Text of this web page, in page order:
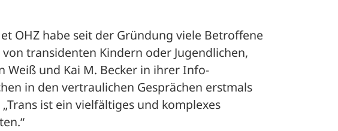
OHZ habe seit der Gründung viele Betroffene
transidenten Kindern oder Jugendlichen,
Weiß und Kai M. Becker in ihrer Info-
in den vertraulichen Gesprächen erstmals
ist ein vielfältiges und komplexes